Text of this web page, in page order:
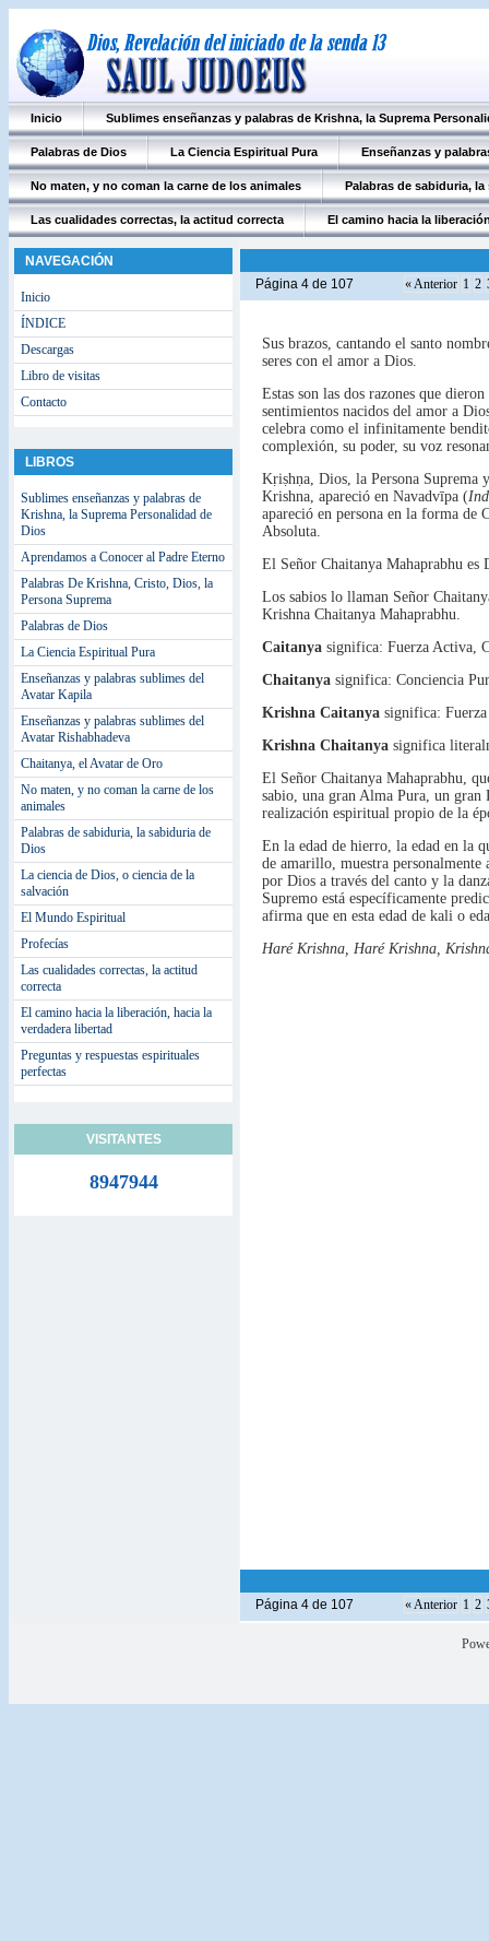
Página 4 de 107 « Anterior 1 2
Página 4 de 107 « Anterior 1 2
Sus brazos, cantando el santo
seres con el amor a Dios.
Estas son las dos razones que
sentimientos nacidos del amor a
celebra como el infinitamente
complexión, su poder, su voz
Kṛiṣhṇa, Dios, la Persona
Krishna, apareció en Navadvīpa (
apareció en persona en la forma de
Absoluta.
El Señor Chaitanya Mahaprabhu es
Los sabios lo llaman Señor
Krishna Chaitanya Mahaprabhu.
Caitanya significa: Fuerza Activa,
Chaitanya significa: Conciencia
Krishna Caitanya significa:
Krishna Chaitanya significa
El Señor Chaitanya Mahaprabhu,
sabio, una gran Alma Pura, un gran
realización espiritual propio de la
En la edad de hierro, la edad en la
de amarillo, muestra
por Dios a través del canto y la
Supremo está específicamente
afirma que en esta edad de kali o
Haré Krishna, Haré Krishna,
Inicio Sublimes enseñanzas y palabras de Krishna, la Suprema
Palabras de Dios La Ciencia Espiritual Pura Enseñanzas y
No maten, y no coman la carne de los animales Palabras de sabiduria,
Las cualidades correctas, la actitud correcta El camino hacia la
NAVEGACIÓN
Inicio
ÍNDICE
Descargas
Libro de visitas
Contacto
LIBROS
Sublimes enseñanzas y palabras de
Krishna, la Suprema Personalidad de
Dios
Aprendamos a Conocer al Padre Eterno
Palabras De Krishna, Cristo, Dios, la
Persona Suprema
Palabras de Dios
La Ciencia Espiritual Pura
Enseñanzas y palabras sublimes del
Avatar Kapila
Enseñanzas y palabras sublimes del
Avatar Rishabhadeva
Chaitanya, el Avatar de Oro
No maten, y no coman la carne de los
animales
Palabras de sabiduria, la sabiduria de
Dios
La ciencia de Dios, o ciencia de la
salvación
El Mundo Espiritual
Profecías
Las cualidades correctas, la actitud
correcta
El camino hacia la liberación, hacia la
verdadera libertad
Preguntas y respuestas espirituales
perfectas
VISITANTES
8947944